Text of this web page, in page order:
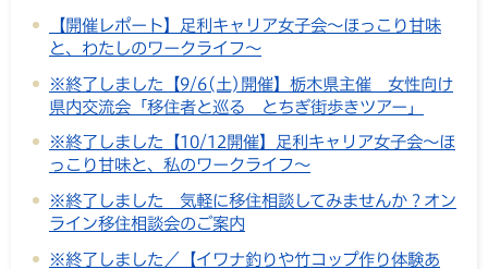
【開催レポート】足利キャリア女子会～ほっこり甘味
と、わたしのワークライフ～
※終了しました【9/6(土)開催】栃木県主催 女性向け
県内交流会「移住者と巡る とちぎ街歩きツアー」
※終了しました【10/12開催】足利キャリア女子会～ほ
っこり甘味と、私のワークライフ～
※終了しました 気軽に移住相談してみませんか？オン
ライン移住相談会のご案内
※終了しました／【イワナ釣りや竹コップ作り体験あ